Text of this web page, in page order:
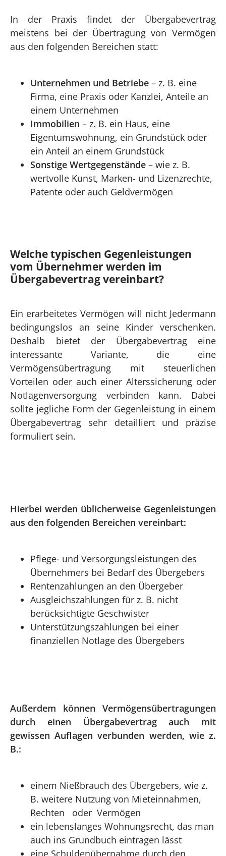
In der Praxis findet der Übergabevertrag
meistens bei der Übertragung von Vermögen
aus den folgenden Bereichen statt:
Unternehmen und Betriebe – z. B. eine
Firma, eine Praxis oder Kanzlei, Anteile an
einem Unternehmen
Immobilien – z. B. ein Haus, eine
Eigentumswohnung, ein Grundstück oder
ein Anteil an einem Grundstück
Sonstige Wertgegenstände – wie z. B.
wertvolle Kunst, Marken- und Lizenzrechte,
Patente oder auch Geldvermögen
Welche typischen Gegenleistungen
vom Übernehmer werden im
Übergabevertrag vereinbart?
Ein erarbeitetes Vermögen will nicht Jedermann
bedingungslos an seine Kinder verschenken.
Deshalb bietet der Übergabevertrag eine
interessante Variante, die eine
Vermögensübertragung mit steuerlichen
Vorteilen oder auch einer Alterssicherung oder
Notlagenversorgung verbinden kann. Dabei
sollte jegliche Form der Gegenleistung in einem
Übergabevertrag sehr detailliert und präzise
formuliert sein.
Hierbei werden üblicherweise Gegenleistungen
aus den folgenden Bereichen vereinbart:
Pflege- und Versorgungsleistungen des
Übernehmers bei Bedarf des Übergebers
Rentenzahlungen an den Übergeber
Ausgleichszahlungen für z. B. nicht
berücksichtigte Geschwister
Unterstützungszahlungen bei einer
finanziellen Notlage des Übergebers
Außerdem können Vermögensübertragungen
durch einen Übergabevertrag auch mit
gewissen Auflagen verbunden werden, wie z.
B.:
einem Nießbrauch des Übergebers, wie z.
B. weitere Nutzung von Mieteinnahmen,
Rechten oder Vermögen
ein lebenslanges Wohnungsrecht, das man
auch ins Grundbuch eintragen lässt
eine Schuldenübernahme durch den